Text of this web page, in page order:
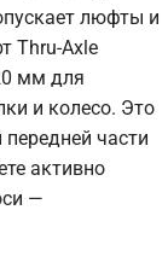
люфты и
Thru-Axle
мм для
и колесо. Это
части
активно
—